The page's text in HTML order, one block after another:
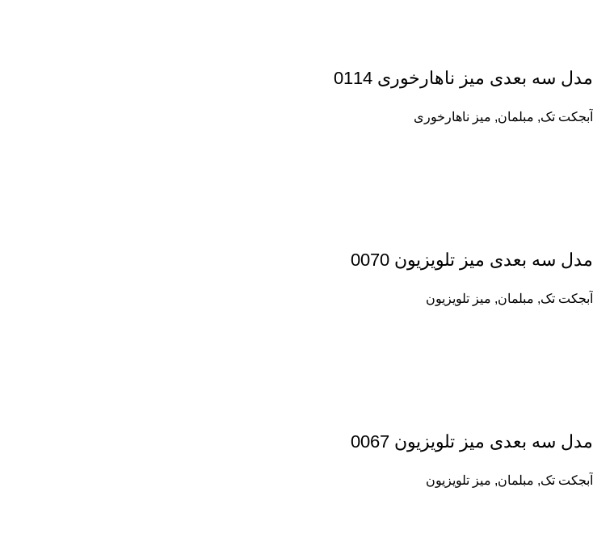
مدل سه بعدی میز ناهارخوری 0114
آبجکت تک, مبلمان, میز ناهارخوری
مدل سه بعدی میز تلویزیون 0070
آبجکت تک, مبلمان, میز تلویزیون
مدل سه بعدی میز تلویزیون 0067
آبجکت تک, مبلمان, میز تلویزیون